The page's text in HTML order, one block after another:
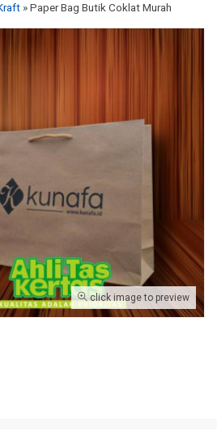
»Paper Bag Butik Coklat Murah
click image to preview
Pesan Tas Kertas Harga
Desain Custom
Rp 6.000